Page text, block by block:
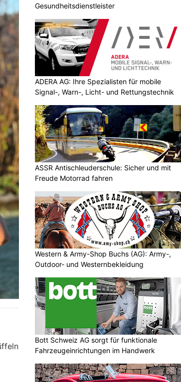
Gesundheitsdienstleister
ADERA AG: Ihre Spezialisten für mobile
Signal-, Warn-, Licht- und Rettungstechnik
ASSR Antischleuderschule: Sicher und mit
Freude Motorrad fahren
Western & Army-Shop Buchs (AG): Army-,
Outdoor- und Westernbekleidung
Bott Schweiz AG sorgt für funktionale
Fahrzeugeinrichtungen im Handwerk